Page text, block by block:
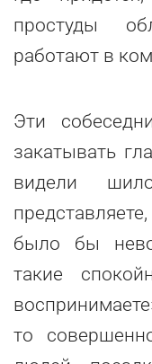
простуды
работают в
Эти
закатывать
видели
было бы
такие
то